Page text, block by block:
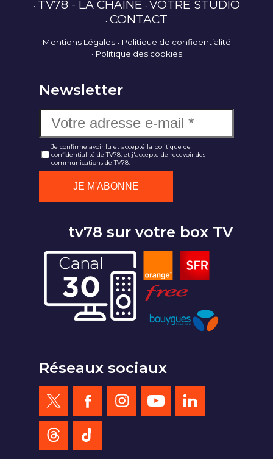
TV78 - LA CHAÎNE VOTRE STUDIO
CONTACT
Mentions Légales
Politique de confidentialité
Politique des cookies
Newsletter
Je confirme avoir lu et accepté la politique de
confidentialité de TV78, et j'accepte de recevoir des
communications de TV78.
tv78 sur votre box TV
Réseaux sociaux